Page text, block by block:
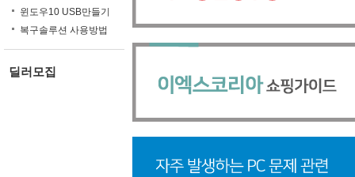
윈도우10 USB만들기
복구솔루션 사용방법
딜러모집